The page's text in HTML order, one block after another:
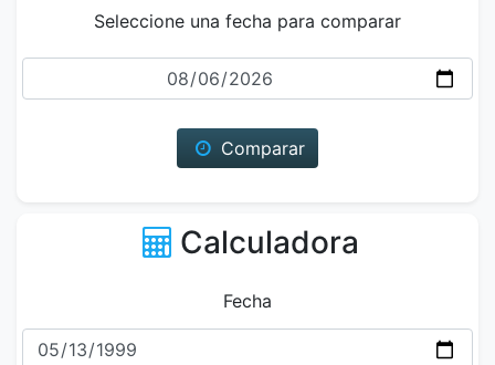
Seleccione una fecha para comparar
Fecha
Comparar
Calculadora
Fecha